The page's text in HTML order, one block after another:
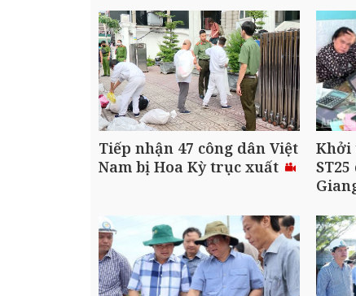
Tiếp nhận 47 công dân Việt
Nam bị Hoa Kỳ trục xuất
Khởi